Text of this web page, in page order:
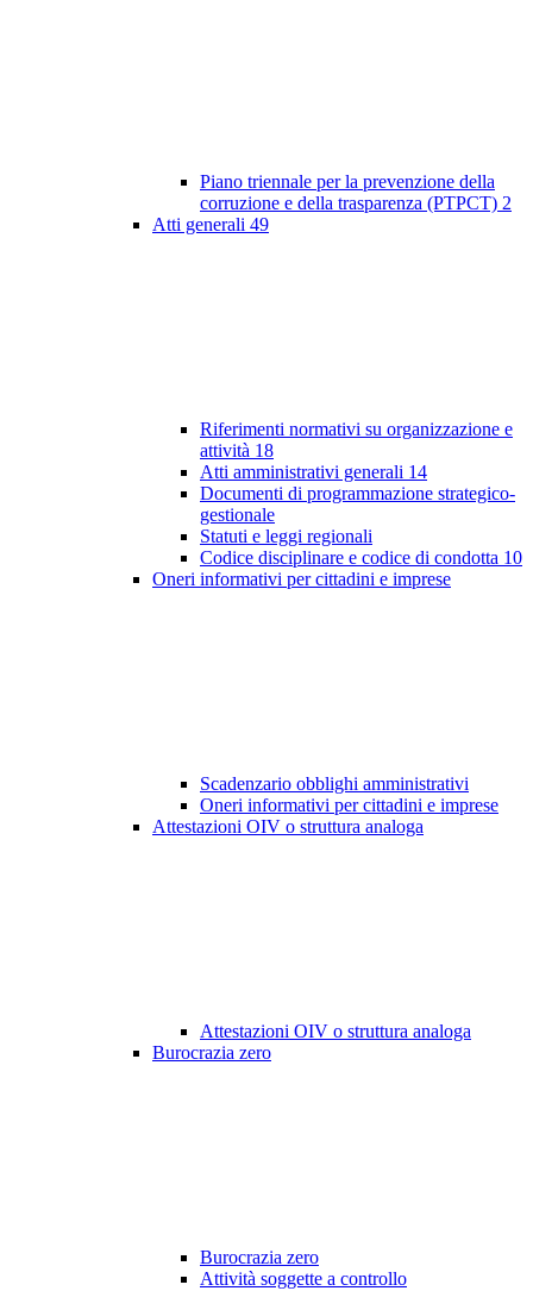
Piano triennale per la prevenzione della
corruzione e della trasparenza (PTPCT) 2
Atti generali 49
Riferimenti normativi su organizzazione e
attività 18
Atti amministrativi generali 14
Documenti di programmazione strategico-
gestionale
Statuti e leggi regionali
Codice disciplinare e codice di condotta 10
Oneri informativi per cittadini e imprese
Scadenzario obblighi amministrativi
Oneri informativi per cittadini e imprese
Attestazioni OIV o struttura analoga
Attestazioni OIV o struttura analoga
Burocrazia zero
Burocrazia zero
Attività soggette a controllo